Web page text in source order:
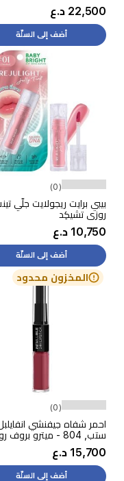
22,500 د.ع
أضف إلى السلّة
(0)
روزي تشيكِد
10,750 د.ع
أضف إلى السلّة
المخزون محدود
(0)
ستب, 804 - ميترو بروف روز
15,700 د.ع
أضف إلى السلّة